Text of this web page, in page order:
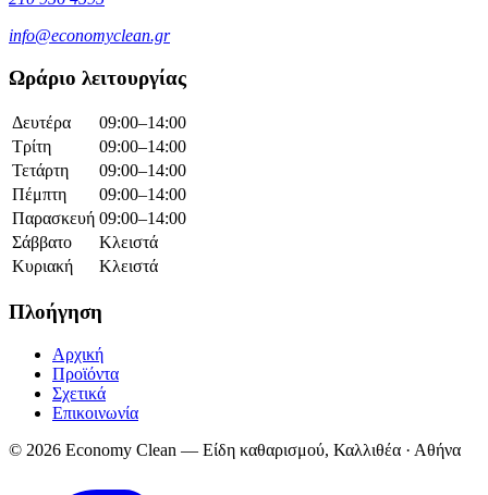
info@economyclean.gr
Ωράριο λειτουργίας
Δευτέρα
09:00–14:00
Τρίτη
09:00–14:00
Τετάρτη
09:00–14:00
Πέμπτη
09:00–14:00
Παρασκευή 09:00–14:00
Σάββατο
Κλειστά
Κυριακή
Κλειστά
Πλοήγηση
Αρχική
Προϊόντα
Σχετικά
Επικοινωνία
© 2026 Economy Clean — Είδη καθαρισμού, Καλλιθέα · Αθήνα